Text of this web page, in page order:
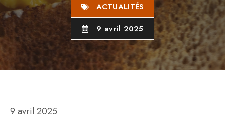
ACTUALITÉS
9 avril 2025
9 avril 2025